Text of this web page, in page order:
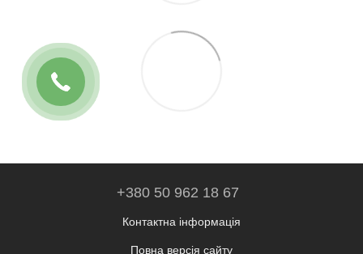
+380 50 962 18 67
Контактна інформація
Повна версія сайту